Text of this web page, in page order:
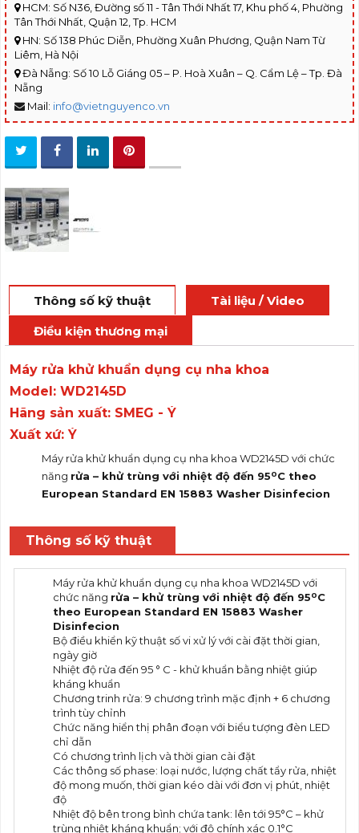
HCM: Số N36, Đường số 11 - Tân Thới Nhất 17, Khu phố 4, Phường
Tân Thới Nhất, Quận 12, Tp. HCM
HN: Số 138 Phúc Diễn, Phường Xuân Phương, Quận Nam Từ
Liêm, Hà Nội
Đà Nẵng: Số 10 Lỗ Giáng 05 – P. Hoà Xuân – Q. Cẩm Lệ – Tp. Đà
Nẵng
Mail: info@vietnguyenco.vn
Thông số kỹ thuật
Tài liệu / Video
Điều kiện thương mại
Máy rửa khử khuẩn dụng cụ nha khoa
Model: WD2145D
Hãng sản xuất: SMEG - Ý
Xuất xứ: Ý
Máy rửa khử khuẩn dụng cụ nha khoa WD2145D với chức
năng rửa – khử trùng với nhiệt độ đến 950C theo
European Standard EN 15883 Washer Disinfecion
Thông số kỹ thuật
Máy rửa khử khuẩn dụng cụ nha khoa WD2145D với
chức năng rửa – khử trùng với nhiệt độ đến 950C
theo European Standard EN 15883 Washer
Disinfecion
Bộ điều khiển kỹ thuật số vi xử lý với cài đặt thời gian,
ngày giờ
Nhiệt độ rửa đến 95 ° C - khử khuẩn bằng nhiệt giúp
kháng khuẩn
Chương trinh rửa: 9 chương trình mặc định + 6 chương
trình tùy chỉnh
Chức năng hiển thị phân đoạn với biểu tượng đèn LED
chỉ dẫn
Có chương trình lịch và thời gian cài đặt
Các thông số phase: loại nước, lượng chất tẩy rửa, nhiệt
độ mong muốn, thời gian kéo dài với đơn vị phút, nhiệt
độ
Nhiệt độ bên trong bình chứa tank: lên tới 95°C – khử
trùng nhiệt kháng khuẩn; với độ chính xác 0.1°C